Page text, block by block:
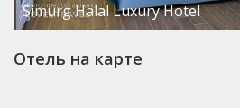
Simurg Halal Luxury Hotel
Отель на карте